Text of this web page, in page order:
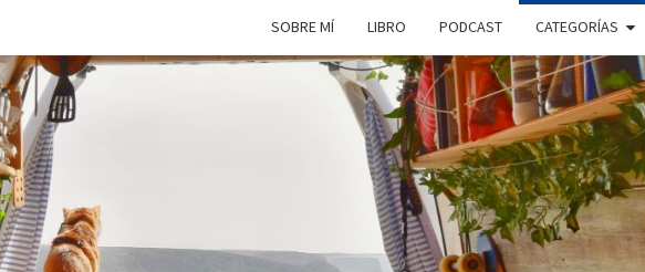
SOBRE MÍ LIBRO PODCAST CATEGORÍAS
Viviendo
En Un